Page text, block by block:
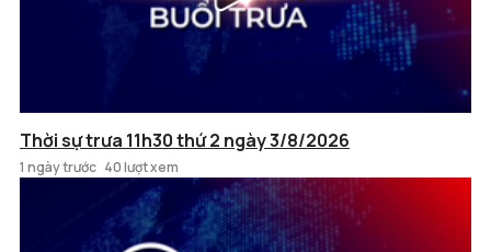
Thời sự trưa 11h30 thứ 2 ngày 3/8/2026
1 ngày trước 40 lượt xem